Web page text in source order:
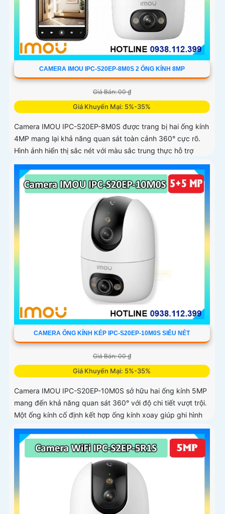
CAMERA IMOU IPC-S20EP-8M0S 2 ỐNG KÍNH 8MP
Giá Bán: 00 ₫
Giá Khuyến Mại: 5%-35%
Camera IMOU IPC-S20EP-8M0S được trang bị hai ống kính
4MP mang lại khả năng quan sát toàn cảnh 360° cực rõ.
Hình ảnh hiển thị sắc nét với màu sắc trung thực hỗ trợ
quay ngang 355° và dọc 90°
CAMERA ỐNG KÍNH KÉP IPC-S20EP-10M0S SIÊU NÉT
Giá Bán: 00 ₫
Giá Khuyến Mại: 5%-35%
Camera IMOU IPC-S20EP-10M0S sở hữu hai ống kính 5MP
mang đến khả năng quan sát 360° với độ chi tiết vượt trội.
Một ống kính cố định kết hợp ống kính xoay giúp ghi hình
toàn diện mà không bỏ sót điểm mù